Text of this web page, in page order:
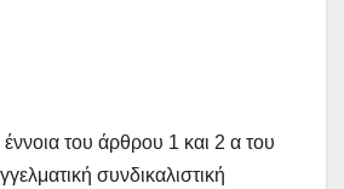
έννοια του άρθρου 1 και 2 α του
συνδικαλιστική